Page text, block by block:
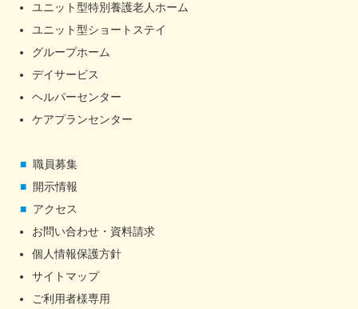
ユニット型特別養護老人ホーム
ユニット型ショートステイ
グループホーム
デイサービス
ヘルパーセンター
ケアプランセンター
職員募集
開示情報
アクセス
お問い合わせ・資料請求
個人情報保護方針
サイトマップ
ご利用者様専用